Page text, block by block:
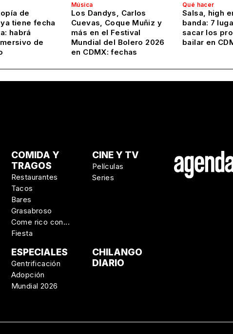
de
tiene fecha
habrá
de
Música
Los Dandys, Carlos
Cuevas, Coque Muñiz y
más en el Festival
Mundial del Bolero 2026
en CDMX: fechas
Qué hacer
Salsa, high
banda: 7
sacar los
bailar en
COMIDA Y
TRAGOS
Restaurantes
Tacos
Bares
Grasabroso
Come rico con...
Fiesta
CINE Y TV
Películas
Series
ESPECIALES
Gentrificación
Adopción
Mundial 2026
CHILANGO
DIARIO